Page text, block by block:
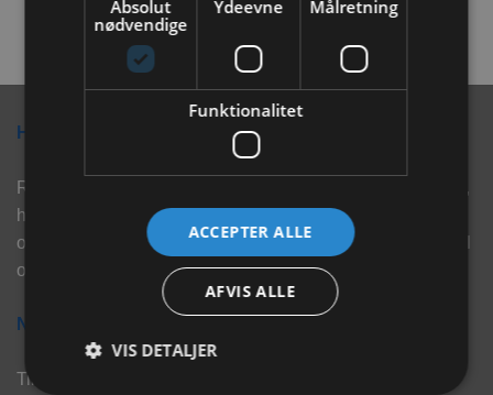
Hvorfor vælge Rabbitpet?
Rabbitpet sælger ikke kun kvalitetsprodukter såsom, foder,
hø, aktivering, strøelse mm. til vores kunder. Vi hjælper
også med rådgivning, så tøv ikke med at skrive eller ring til
os for hjælp..
Nyhedsbrev
Tilmeld dig vores nyhedsbrev og eksklusive tilbud og få
Absolut
nødvendige
Ydeevne Målretning
Funktionalitet
ACCEPTER ALLE
AFVIS ALLE
VIS DETALJER